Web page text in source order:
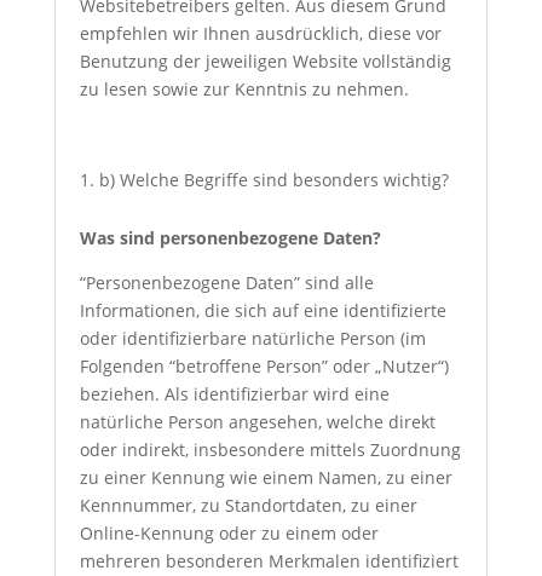
Websitebetreibers gelten. Aus diesem Grund
empfehlen wir Ihnen ausdrücklich, diese vor
Benutzung der jeweiligen Website vollständig
zu lesen sowie zur Kenntnis zu nehmen.
b) Welche Begriffe sind besonders wichtig?
Was sind personenbezogene Daten?
“Personenbezogene Daten” sind alle
Informationen, die sich auf eine identifizierte
oder identifizierbare natürliche Person (im
Folgenden “betroffene Person” oder „Nutzer“)
beziehen. Als identifizierbar wird eine
natürliche Person angesehen, welche direkt
oder indirekt, insbesondere mittels Zuordnung
zu einer Kennung wie einem Namen, zu einer
Kennnummer, zu Standortdaten, zu einer
Online-Kennung oder zu einem oder
mehreren besonderen Merkmalen identifiziert